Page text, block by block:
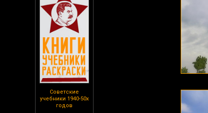
Советские
учебники 1940-50х
годов